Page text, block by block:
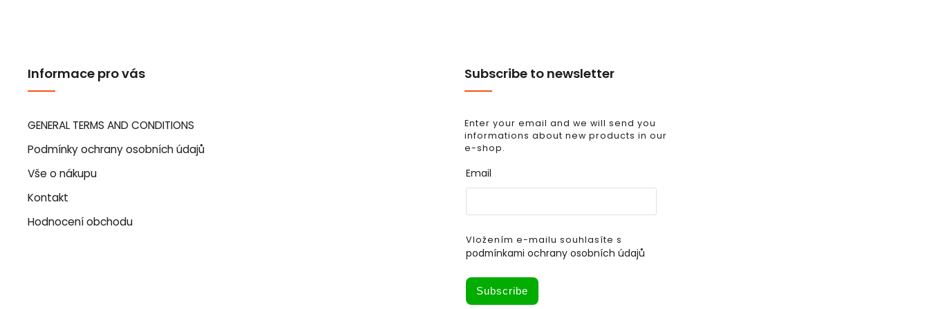
Informace pro vás
GENERAL TERMS AND CONDITIONS
Podmínky ochrany osobních údajů
Vše o nákupu
Kontakt
Hodnocení obchodu
Subscribe to newsletter
Enter your email and we will send you
informations about new products in our
e-shop.
Email
Vložením e-mailu souhlasíte s
podmínkami ochrany osobních údajů
Subscribe